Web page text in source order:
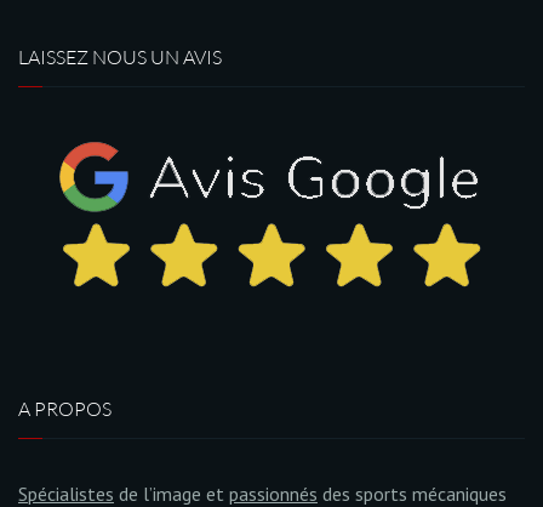
LAISSEZ NOUS UN AVIS
A PROPOS
Spécialistes de l’image et passionnés des sports mécaniques